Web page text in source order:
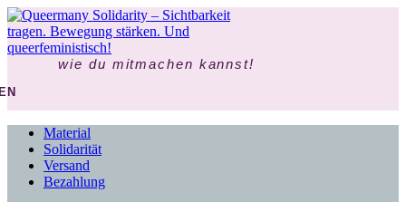
wie du mitmachen kannst!
Material
Solidarität
Versand
Bezahlung